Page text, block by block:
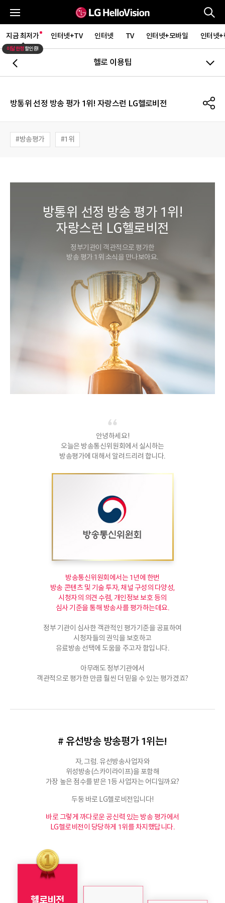
지금 최저가 인터넷+TV 인터넷 TV 인터넷+모바일 인터넷+
이달 한정할인중!
헬로 이용팁
방통위 선정 방송 평가 1위! 자랑스런 LG헬로비전
방송평가 1위
방통위 선정 방송 평가 1위!
자랑스런 LG헬로비전
정부기관이 객관적으로 평가한
방송 평가 1위 소식을 만나보아요.
안녕하세요!
오늘은 방송통신위원회에서 실시하는
방송평가에 대해서 알려드리려 합니다.
방송통신위원회에서는 1년에 한번
방송 콘텐츠 및 기술 투자, 채널 구성의 다양성,
시청자의 의견 수렴, 개인정보 보호 등의
심사 기준을 통해 방송사를 평가하는데요.
정부 기관이 심사한 객관적인 평가기준을 공표하여
시청자들의 권익을 보호하고
유료방송 선택에 도움을 주고자 함입니다.
아무래도 정부기관에서
객관적으로 평가한 만큼 훨씬 더 믿을 수 있는 평가겠죠?
# 유선방송 방송평가 1위는!
자, 그럼. 유선방송사업자와
위성방송(스카이라이프)을 포함해
가장 높은 점수를 받은 1등 사업자는 어디일까요?
두둥 바로 LG헬로비전입니다!
바로 그렇게 까다로운 공신력 있는 방송 평가에서
LG헬로비전이 당당하게 1위를 차지했답니다.